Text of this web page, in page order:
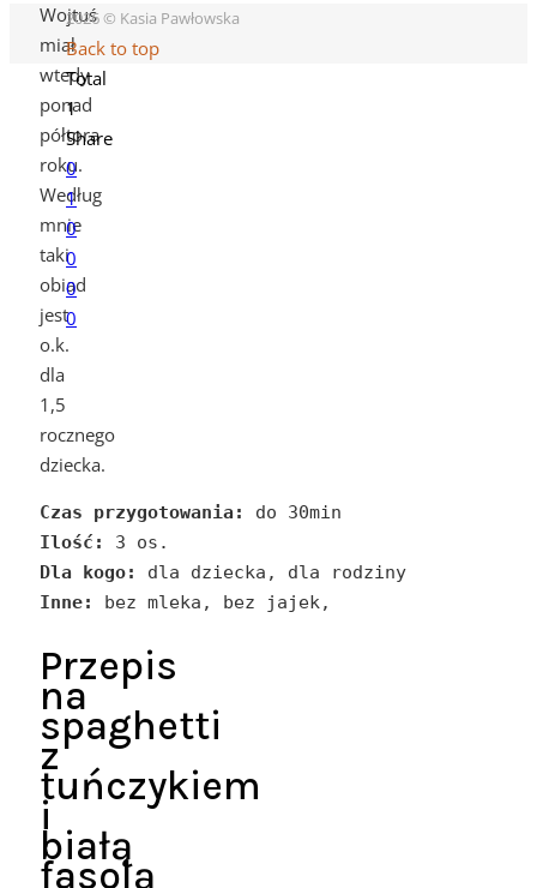
Wojtuś
miał
wtedy
ponad
półtora
roku.
Według
mnie
taki
obiad
jest
o.k.
dla
1,5
rocznego
dziecka.
Czas przygotowania:
Ilość:
Dla kogo:
Inne:
bez mleka, bez jajek,
Przepis
na
spaghetti
z
tuńczykiem
i
białą
fasolą
2026 © Kasia Pawłowska
Back to top
Total
1
Share
0
1
0
0
0
0